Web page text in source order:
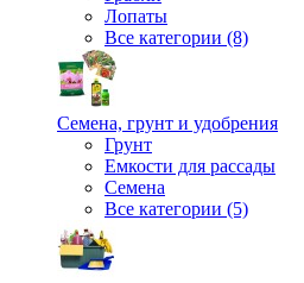
Лопаты
Все категории (8)
Семена, грунт и удобрения
Грунт
Емкости для рассады
Семена
Все категории (5)